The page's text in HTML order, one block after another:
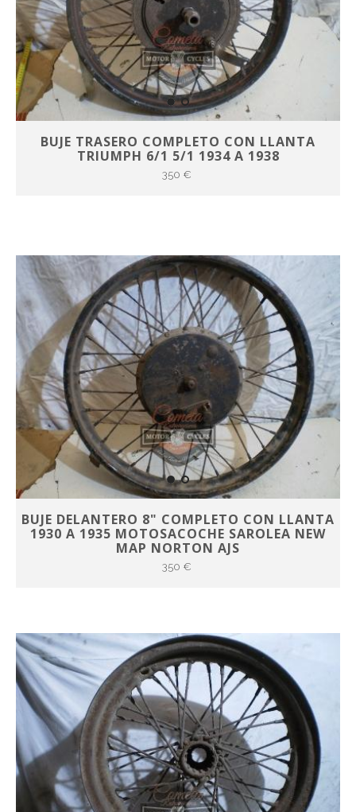
BUJE TRASERO COMPLETO CON LLANTA
TRIUMPH 6/1 5/1 1934 A 1938
350 €
BUJE DELANTERO 8" COMPLETO CON LLANTA
1930 A 1935 MOTOSACOCHE SAROLEA NEW
MAP NORTON AJS
350 €